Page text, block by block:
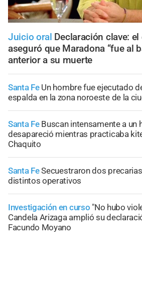
Juicio oral Declaración clave:
aseguró que Maradona “fue al
anterior a su muerte
Santa Fe Un hombre fue ejecutado
espalda en la zona noroeste de la
Santa Fe Buscan intensamente a un
desapareció mientras practicaba
Chaquito
Santa FeSecuestraron dos
distintos operativos
Investigación en curso "No hubo
Candela Arizaga amplió su
Facundo Moyano